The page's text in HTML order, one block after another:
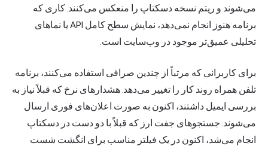
می‌شوند و ریتم نسخه دسکتاپ را منعکس می‌کنند. کاری که
برنامه هنوز انجام نمی‌دهد، نمایش سطح کامل API یا نماهای
تحلیلی عمیق‌تر موجود در وب‌سایت است.
برای کاربرانی که مرتباً از چندین صرافی استفاده می‌کنند، برنامه
تلفن همراه روند کار را تغییر می‌دهد. هشدارهای نرخ که قبلاً نیاز به
بررسی ایمیل داشتند، اکنون به صورت اعلان‌های فوری ارسال
می‌شوند. جستجوهای جفت ارز که قبلاً با دو دست در دسکتاپ
انجام می‌شد، اکنون در یک فیلتر مناسب برای انگشت شست